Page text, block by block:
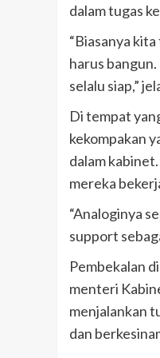
dalam tugas
“Biasanya
harus
selalu siap,”
Di tempat
kekompakan
dalam
mereka
“Analoginya
support
Pembekalan
menteri
menjalankan
dan